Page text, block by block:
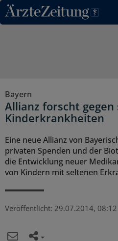
Direkt zum Inhaltsbereich
Bayern
Allianz forscht gegen
Kinderkrankheiten
Eine neue Allianz von
privaten Spenden und der
die Entwicklung neuer
von Kindern mit seltenen
Veröffentlicht: 29.07.2014,